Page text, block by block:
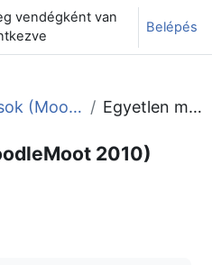
váltása
vendégként van
Belépés
Előadások (MoodleMoot 2010) Egyetlen megtekintése
2010)